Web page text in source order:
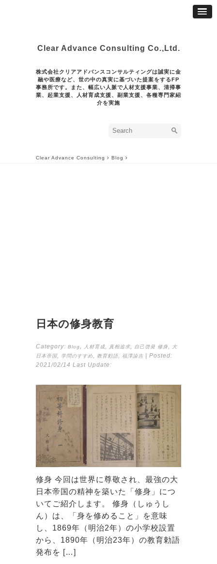
Clear Advance Consulting Co.,Ltd.
株式会社クリアアドバンスコンサルティングは誠実に金
融や医療など、世の中の真実に基づいた提案をするFP
事務所です。また、幅広い人脈で人材支援事業、清掃事
業、起業支援、人材育成支援、副業支援、各種専門家紹
介を実施
Clear Advance Consulting Blog
日本の修身教育
Category: Blog 人材育成 真相追求 自己啓発 修身
大
日本帝国
学問のすすめ 教育勅語 福澤諭吉 | Posted:
2021/02/14 Last Update:
修身 今回は世界に尊敬され、最強の大
日本帝国の精神を築いた「修身」につ
いてご紹介します。 修身（しゅうし
ん）は、「身を修めること」を意味
し、1869年（明治2年）の小学校設置
から、1890年（明治23年）の教育勅語
発布を […]